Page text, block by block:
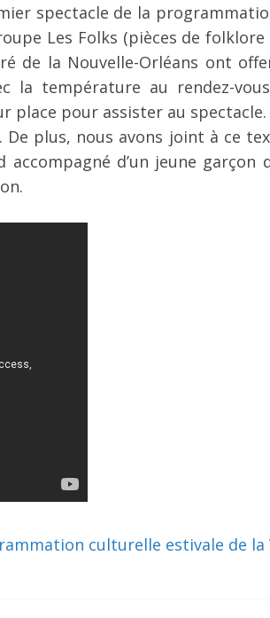
spectacle de la
Les Folks (pièces de
de la Nouvelle-Orléans ont
la température au rendez-
place pour assister au spectacle.
plus, nous avons joint à ce
d’un jeune garçon
culturelle estivale de la